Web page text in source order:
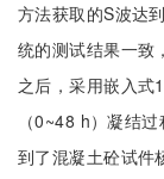
方法获取的S波达
统的测试结果一致
之后，采用嵌入式
（0~48 h）凝结
到了混凝土砼试件